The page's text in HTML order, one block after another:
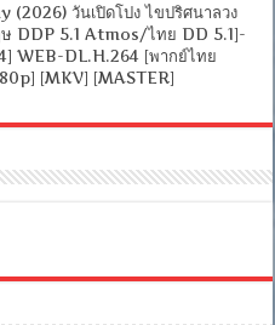
วันเปิดโปง ไขปริศนาลวง
DDP 5.1 Atmos/ไทย DD 5.1]-
WEB-DL.H.264 [พากย์ไทย
[MKV] [MASTER]